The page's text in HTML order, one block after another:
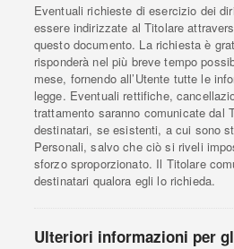
Eventuali richieste di esercizio dei
essere indirizzate al Titolare
questo documento. La richiesta è
risponderà nel più breve tempo
mese, fornendo all’Utente tutte le
legge. Eventuali rettifiche,
trattamento saranno comunicate dal
destinatari, se esistenti, a cui sono
Personali, salvo che ciò si riveli
sforzo sproporzionato. Il Titolare
destinatari qualora egli lo richieda.
Ulteriori informazioni per